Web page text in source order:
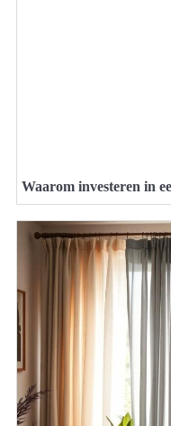
Waarom investeren in